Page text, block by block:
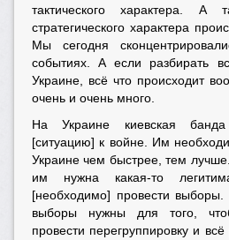
тактического характера. А
стратегического характера
Мы сегодня
событиях. А если разбирать
Украине, всё что происходит
очень и очень много.
На Украине киевская
[ситуацию] к войне. Им
Украине чем быстрее, тем
им нужна какая-то
[необходимо] провести
выборы нужны для того,
провести перегруппировку и